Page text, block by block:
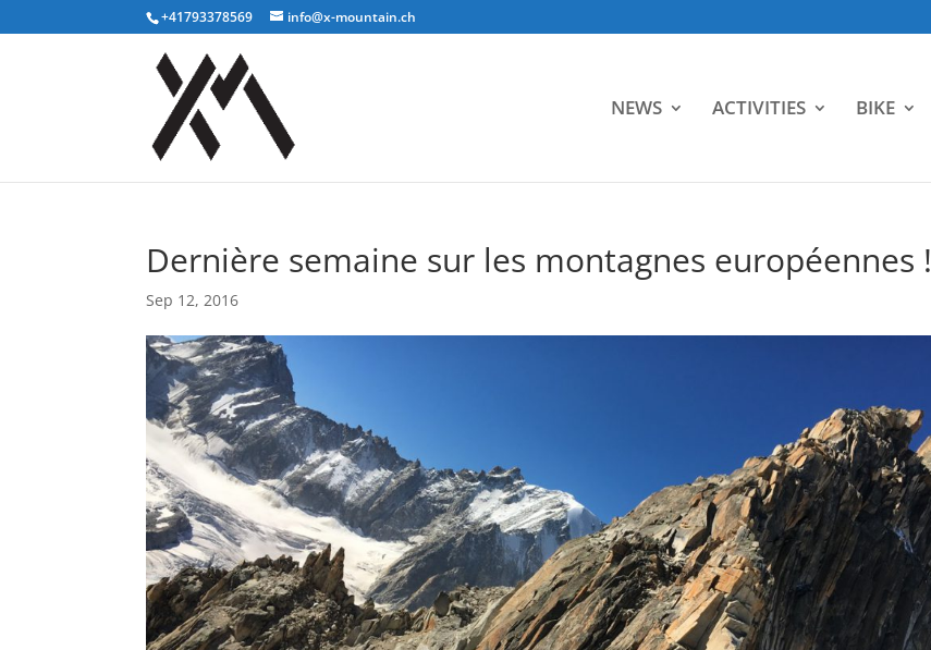
+41793378569 info@x-mountain.ch
NEWS ACTIVITIES BIKE
Dernière semaine sur les montagnes européennes !
Sep 12, 2016